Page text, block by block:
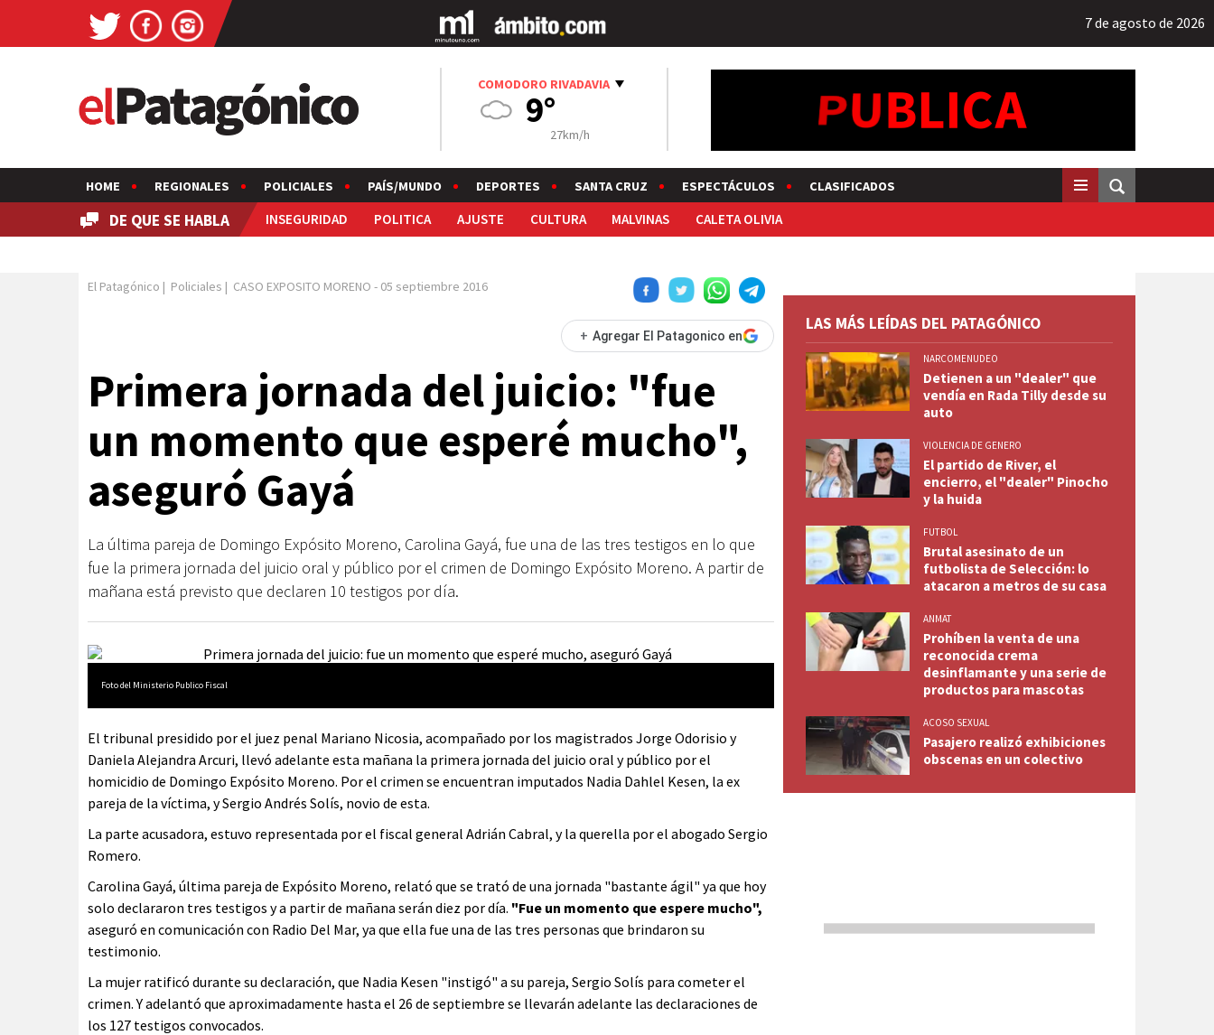
7 de agosto de 2026
COMODORO RIVADAVIA
9°
27km/h
HOME REGIONALES POLICIALES PAÍS/MUNDO DEPORTES SANTA CRUZ ESPECTÁCULOS CLASIFICADOS
DE QUE SE HABLA INSEGURIDAD POLITICA AJUSTE CULTURA MALVINAS CALETA OLIVIA
El Patagónico | Policiales | CASO EXPOSITO MORENO - 05 septiembre 2016
+ Agregar El Patagonico en
Primera jornada del juicio: "fue
un momento que esperé mucho",
aseguró Gayá
La última pareja de Domingo Expósito Moreno, Carolina Gayá, fue una de las tres testigos en lo que
fue la primera jornada del juicio oral y público por el crimen de Domingo Expósito Moreno. A partir de
mañana está previsto que declaren 10 testigos por día.
Foto del Ministerio Publico Fiscal
El tribunal presidido por el juez penal Mariano Nicosia, acompañado por los magistrados Jorge Odorisio y
Daniela Alejandra Arcuri, llevó adelante esta mañana la primera jornada del juicio oral y público por el
homicidio de Domingo Expósito Moreno. Por el crimen se encuentran imputados Nadia Dahlel Kesen, la ex
pareja de la víctima, y Sergio Andrés Solís, novio de esta.
La parte acusadora, estuvo representada por el fiscal general Adrián Cabral, y la querella por el abogado Sergio
Romero.
Carolina Gayá, última pareja de Expósito Moreno, relató que se trató de una jornada "bastante ágil" ya que hoy
solo declararon tres testigos y a partir de mañana serán diez por día. "Fue un momento que espere mucho",
aseguró en comunicación con Radio Del Mar, ya que ella fue una de las tres personas que brindaron su
testimonio.
La mujer ratificó durante su declaración, que Nadia Kesen "instigó" a su pareja, Sergio Solís para cometer el
crimen. Y adelantó que aproximadamente hasta el 26 de septiembre se llevarán adelante las declaraciones de
los 127 testigos convocados.
LAS MÁS LEÍDAS DEL PATAGÓNICO
NARCOMENUDEO
Detienen a un "dealer" que
vendía en Rada Tilly desde su
auto
VIOLENCIA DE GENERO
El partido de River, el
encierro, el "dealer" Pinocho
y la huida
FUTBOL
Brutal asesinato de un
futbolista de Selección: lo
atacaron a metros de su casa
ANMAT
Prohíben la venta de una
reconocida crema
desinflamante y una serie de
productos para mascotas
ACOSO SEXUAL
Pasajero realizó exhibiciones
obscenas en un colectivo